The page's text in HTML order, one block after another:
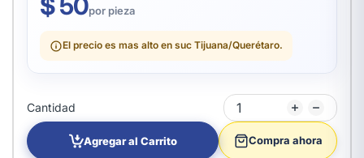
por pieza
El precio es mas alto en suc Tijuana/Querétaro.
Cantidad
Agregar al Carrito Compra ahora